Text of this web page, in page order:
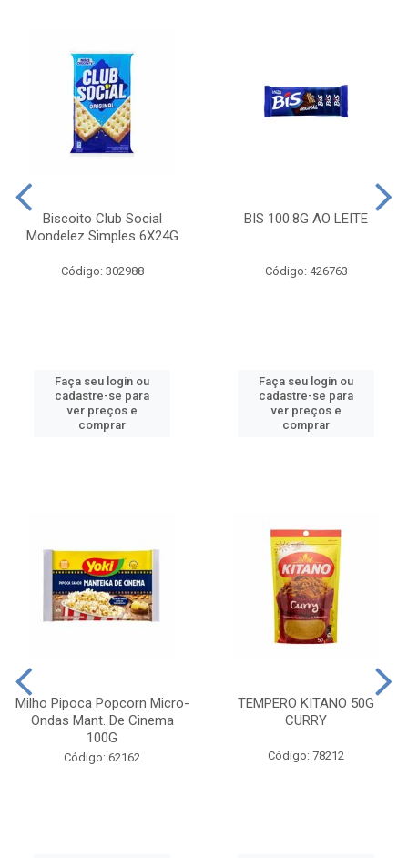
Biscoito Club Social
Mondelez Simples 6X24G
Código: 302988
Faça seu login ou
cadastre-se para
ver preços e
comprar
BIS 100.8G AO LEITE
Código: 426763
Faça seu login ou
cadastre-se para
ver preços e
comprar
Milho Pipoca Popcorn Micro-
Ondas Mant. De Cinema
100G
Código: 62162
TEMPERO KITANO 50G
CURRY
Código: 78212